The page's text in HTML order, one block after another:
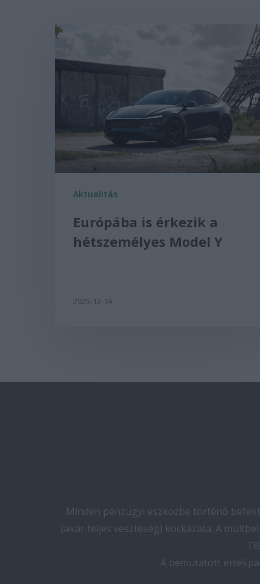
Aktualitás
Európába is érkezik a
hétszemélyes Model Y
2025-12-14
Minden pénzügyi eszközbe történő
(akár teljes veszteség) kockázata. A
A bemutatott